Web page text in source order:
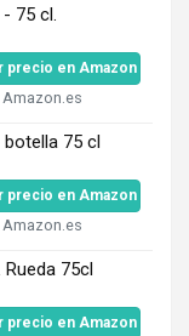
75 cl.
precio en Amazon
Amazon.es
75 cl
precio en Amazon
Amazon.es
75cl
precio en Amazon